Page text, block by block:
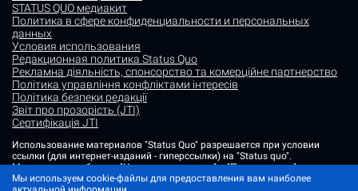
STATUS QUO медиакит
Политика в сфере конфиденциальности и персональных
данных
Условия использования
Редакционная политика Status Quo
Рекламна діяльність, спонсорство та комерційне партнерство
Політика управління конфліктами інтересів
Політика безпеки редакції
Звіт про прозорість (JTI)
Сертифікація JTI
Использование материалов "Status Quo" разрешается при условии
ссылки (для интернет-изданий - гиперссылки) на "Status quo".
Материалы в рубриках "Новости партнеров" и "Пресс-релизы"
размещаются на правах рекламы или в рамках некоммерческого
Мы используем cookie-файлы для предоставления вам наиболее